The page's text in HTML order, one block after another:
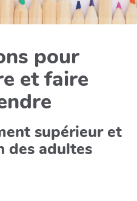
pour
et faire
supérieur et
des adultes